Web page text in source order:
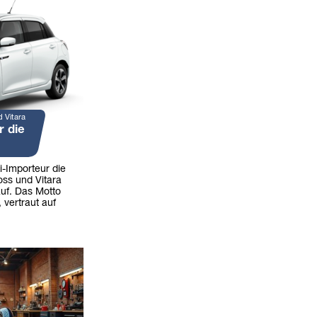
Vitara
die
Importeur die
und Vitara
Das Motto
vertraut auf